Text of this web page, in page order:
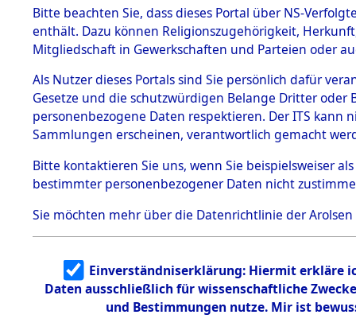
BESTÄNDE
1.
mente
5. Verschiedenes
5.3
Todesmärsche
5.3.1 Alliierte
Erhebungen
zu
Todesmärsch
en
5.3.2
Identifizierun
g
5.3.3
Todesmärsch
auf dem
zur
Roding,
zwischen
km)
Leben
0002
Bitte beachten Sie, dass dieses Portal über NS-
enthält. Dazu können Religionszugehörigkeit,
Mitgliedschaft in Gewerkschaften und Parteien oder
Als Nutzer dieses Portals sind Sie persönlich dafür
Gesetze und die schutzwürdigen Belange Dritter
personenbezogene Daten respektieren. Der ITS
Sammlungen erscheinen, verantwortlich gemacht
Bitte kontaktieren Sie uns, wenn Sie beispielsweiser
bestimmter personenbezogener Daten nicht
Sie möchten mehr über die Datenrichtlinie der Arolsen
Einverständniserklärung: Hiermit erkläre
Daten ausschließlich für wissenschaftliche
und Bestimmungen nutze. Mir ist